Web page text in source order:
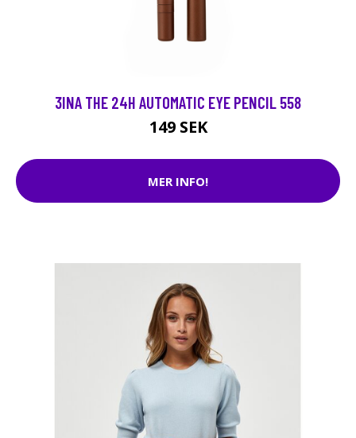
3INA THE 24H AUTOMATIC EYE PENCIL 558
149 SEK
MER INFO!